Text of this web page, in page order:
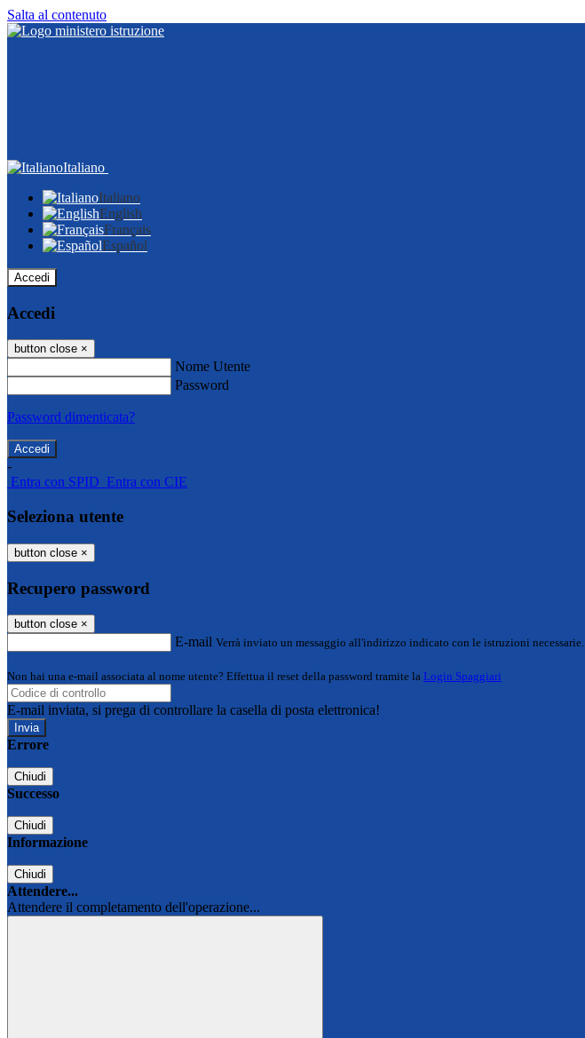
Salta al contenuto
Italiano
Italiano
English
Français
Español
Accedi
Accedi
button close ×
Nome Utente
Password
Password dimenticata?
-
Entra con SPID Entra con CIE
Seleziona utente
button close ×
Recupero password
button close ×
E-mail Verrà inviato un messaggio all'indirizzo indicato con le istruzioni necessarie.
Non hai una e-mail associata al nome utente? Effettua il reset della password tramite la Login Spaggiari
E-mail inviata, si prega di controllare la casella di posta elettronica!
Errore
Chiudi
Successo
Chiudi
Informazione
Chiudi
Attendere...
Attendere il completamento dell'operazione...